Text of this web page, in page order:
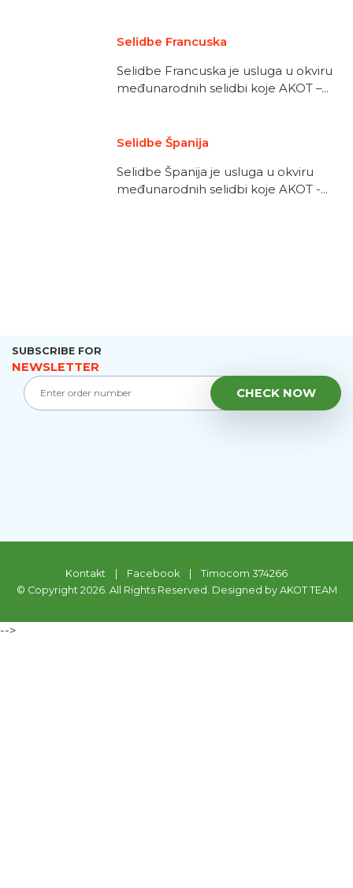
Selidbe Francuska
Selidbe Francuska je usluga u okviru
međunarodnih selidbi koje AKOT –...
Selidbe Španija
Selidbe Španija je usluga u okviru
međunarodnih selidbi koje AKOT -...
SUBSCRIBE FOR
NEWSLETTER
Kontakt | Facebook |
Timocom 374266
© Copyright 2026. All Rights Reserved. Designed by AKOT TEAM
-->